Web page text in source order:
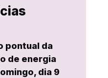
pontual da
de energia
dia 9